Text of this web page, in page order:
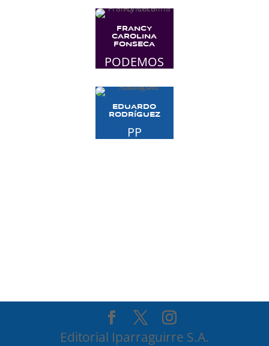
FRANCY
CAROLINA
FONSECA
PODEMOS
EDUARDO
RODRÍGUEZ
PP
Editorial Iparraguirre S.A.